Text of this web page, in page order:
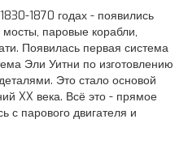
1870 годах - появились
паровые корабли,
Появилась первая система
Эли Уитни по изготовлению
Это стало основой
XX века. Всё это - прямое
с парового двигателя и